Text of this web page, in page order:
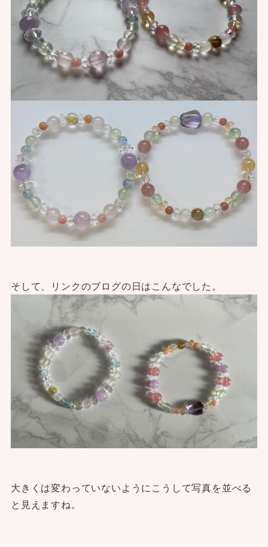
そして、リンクのブログの日はこんなでした。
大きくは変わっていないようにこうして写真を並べる
と見えますね。